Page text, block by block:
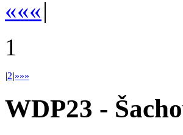
«««|
1
|2|»»»
WDP23 -